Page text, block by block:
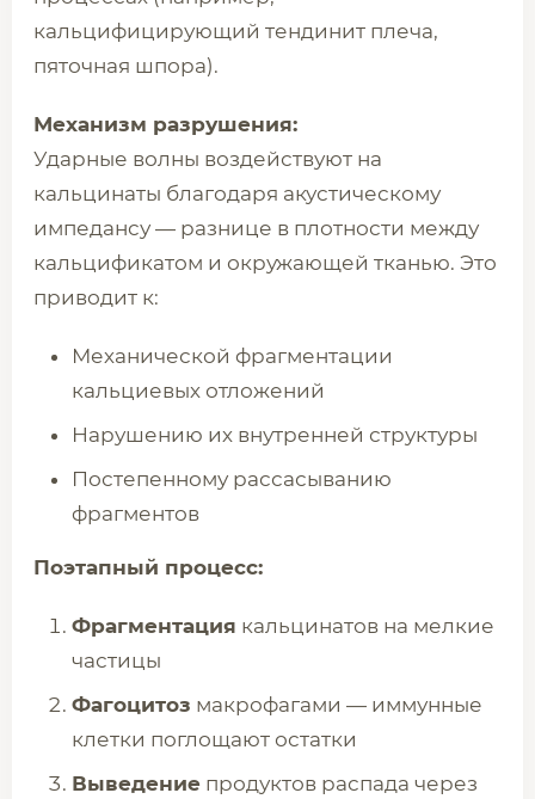
кальцифицирующий тендинит плеча,
пяточная шпора).
Механизм разрушения:
Ударные волны воздействуют на
кальцинаты благодаря акустическому
импедансу — разнице в плотности между
кальцификатом и окружающей тканью. Это
приводит к:
Механической фрагментации
кальциевых отложений
Нарушению их внутренней структуры
Постепенному рассасыванию
фрагментов
Поэтапный процесс:
Фрагментация кальцинатов на мелкие
частицы
Фагоцитоз макрофагами — иммунные
клетки поглощают остатки
Выведение продуктов распада через